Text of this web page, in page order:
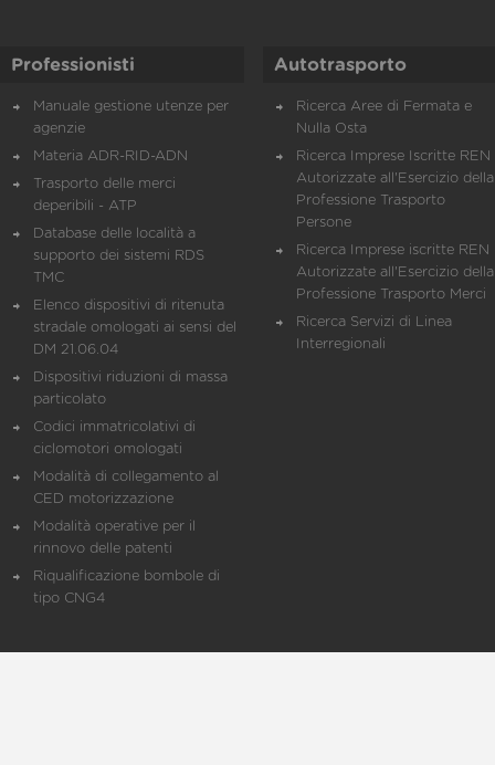
Professionisti
Manuale gestione utenze per
agenzie
Materia ADR-RID-ADN
Trasporto delle merci
deperibili - ATP
Database delle località a
supporto dei sistemi RDS
TMC
Elenco dispositivi di ritenuta
stradale omologati ai sensi del
DM 21.06.04
Dispositivi riduzioni di massa
particolato
Codici immatricolativi di
ciclomotori omologati
Modalità di collegamento al
CED motorizzazione
Modalità operative per il
rinnovo delle patenti
Riqualificazione bombole di
tipo CNG4
Autotrasporto
Ricerca Aree di Fermata e
Nulla Osta
Ricerca Imprese Iscritte REN
Autorizzate all'Esercizio della
Professione Trasporto
Persone
Ricerca Imprese iscritte REN
Autorizzate all'Esercizio della
Professione Trasporto Merci
Ricerca Servizi di Linea
Interregionali